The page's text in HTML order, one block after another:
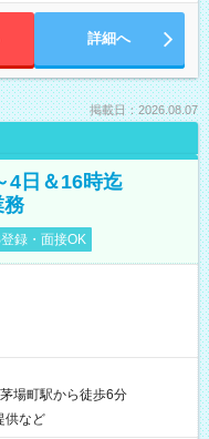
詳細へ
掲載日：2026.08.07
4日＆16時迄
務
録・面接OK
茅場町駅から徒歩6分
供など